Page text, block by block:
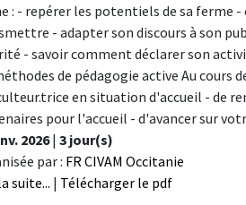
: - repérer les potentiels de sa ferme
- adapter son discours à son
- savoir comment déclarer son
de pédagogie active Au cours
en situation d'accueil - de
pour l'accueil - d'avancer sur
2026| 3 jour(s)
par : FR CIVAM Occitanie
suite... | Télécharger le pdf